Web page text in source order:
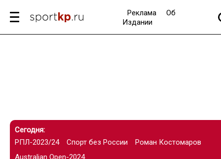
Реклама
Об
Издании
Сегодня:
РПЛ-2023/24
Спорт без России
Роман Костомаров